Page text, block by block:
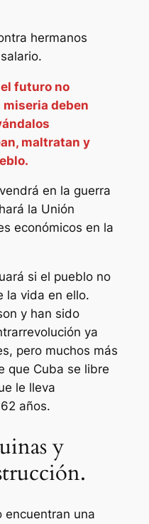
hermanos
futuro no
miseria deben
maltratan y
en la guerra
la Unión
económicos en la
si el pueblo no
la vida en ello.
y han sido
ya
pero muchos más
que Cuba se libre
le lleva
años.
y
encuentran una